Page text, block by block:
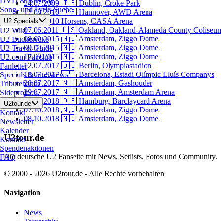
Song- und Lyric-Suche
U2 Specials
U2 Wiki
U2 Bücherecke
U2 Travel Guide
U2.com Fanclub
Fanletter
Specials & Interviews
Tributebands
Sideprojects
U2tour.de
Kontakt
Newsletter
Kalender
Kontakt
Spendenaktionen
FAQ
24.07.2009 🇮🇪 Dublin, Croke Park
12.08.2010🇩🇪 Hannover, AWD Arena
15.08.2010 Horsens, CASA Arena
07.06.2011 🇺🇸 Oakland, Oakland-Alameda County
08.09.2015 🇳🇱 Amsterdam, Ziggo Dome
09.09.2015 🇳🇱 Amsterdam, Ziggo Dome
12.09.2015 🇳🇱 Amsterdam, Ziggo Dome
12.07.2017 🇩🇪 Berlin, Olympiastadion
18.07.2017🇪🇸 Barcelona, Estadi Olímpic Lluís Companys
28.07.2017 🇳🇱 Amsterdam, Gashouder
29.07.2017 🇳🇱 Amsterdam, Amsterdam Arena
03.10.2018 🇩🇪 Hamburg, Barclaycard Arena
07.10.2018 🇳🇱 Amsterdam, Ziggo Dome
08.10.2018 🇳🇱 Amsterdam, Ziggo Dome
U2tour.de
Die deutsche U2 Fanseite mit News, Setlists, Fotos und Community.
© 2000 - 2026 U2tour.de - Alle Rechte vorbehalten
Navigation
News